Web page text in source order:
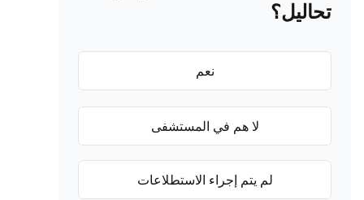
تحاليل؟
نعم
لا هم في المستشفى
لم يتم إجراء الاستطلاعات